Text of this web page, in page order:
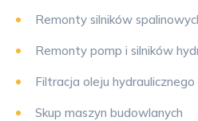
Remonty silników
Remonty pomp i silników
Filtracja oleju hydraulicznego
Skup maszyn budowlanych